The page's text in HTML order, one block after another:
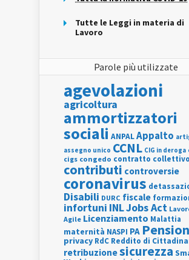
Tutte le Leggi in materia di
Lavoro
Parole più utilizzate
agevolazioni
agricoltura
ammortizzatori
sociali ANPALAppalto
assegno unico CCNL CIG in deroga
cigs congedo contratto collettivo
contributi controversie
coronavirus
Disabili DURC fiscale
infortuni INLJobs Act
Agile Licenziamento Malattia
maternità NASPI PA
privacy RdC Reddito di
retribuzionesicurezza